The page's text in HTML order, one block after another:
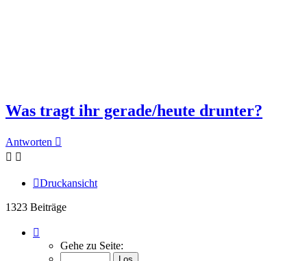
Was tragt ihr gerade/heute drunter?
Antworten
Druckansicht
1323 Beiträge
129
von
Gehe zu Seite: